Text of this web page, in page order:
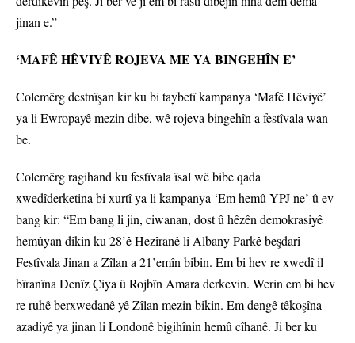
jinan e.”
‘MAFÊ HÊVIYÊ ROJEVA ME YA BINGEHÎN E’
Colemêrg destnîşan kir ku bi taybetî kampanya ‘Mafê Hêviyê’
ya li Ewropayê mezin dibe, wê rojeva bingehîn a festîvala wan
be.
Colemêrg ragihand ku festîvala îsal wê bibe qada
xwedîderketina bi xurtî ya li kampanya ‘Em hemû YPJ ne’ û ev
bang kir: “Em bang li jin, ciwanan, dost û hêzên demokrasiyê
hemûyan dikin ku 28’ê Hezîranê li Albany Parkê beşdarî
Festîvala Jinan a Zîlan a 21’emîn bibin. Em bi hev re xwedî il
bîranîna Denîz Çiya û Rojbîn Amara derkevin. Werin em bi hev
re ruhê berxwedanê yê Zîlan mezin bikin. Em dengê têkoşîna
azadiyê ya jinan li Londonê bigihînin hemû cîhanê. Ji ber ku